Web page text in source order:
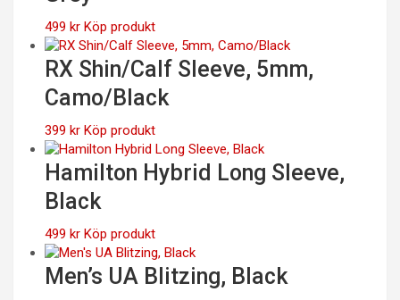
499 kr Köp produkt
RX Shin/Calf Sleeve, 5mm,
Camo/Black
399 kr Köp produkt
Hamilton Hybrid Long Sleeve,
Black
499 kr Köp produkt
Men’s UA Blitzing, Black